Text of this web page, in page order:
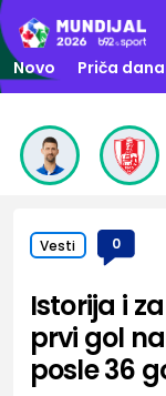
Novo Priča dana
Vesti 0
Istorija i
prvi gol
posle 36